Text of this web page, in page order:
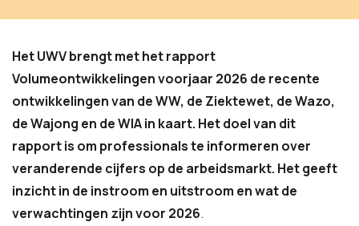
Het UWV brengt met het rapport
Volumeontwikkelingen voorjaar 2026 de recente
ontwikkelingenvan de WW, de Ziektewet, de Wazo,
de Wajong en de WIA in kaart. Het doel van dit
rapport is om professionals te informeren over
veranderende cijfers op de arbeidsmarkt. Het geeft
inzicht in de instroom en uitstroom en wat de
verwachtingen zijn voor 2026.